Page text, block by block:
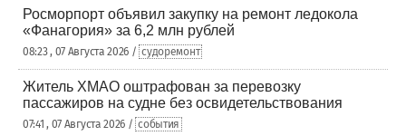
Росморпорт объявил закупку на ремонт ледокола
«Фанагория» за 6,2 млн рублей
08:23 , 07 Августа 2026 / судоремонт
Житель ХМАО оштрафован за перевозку
пассажиров на судне без освидетельствования
07:41 , 07 Августа 2026 / события